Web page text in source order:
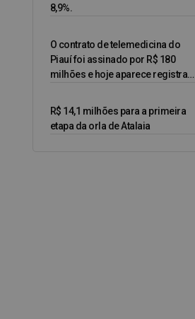
8,9%.
O contrato de telemedicina do
Piauí foi assinado por R$ 180
milhões e hoje aparece registrado
R$ 14,1 milhões para a primeira
etapa da orla de Atalaia